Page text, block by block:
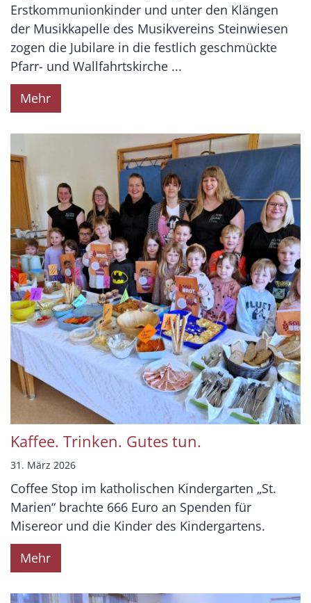
Erstkommunionkinder und unter den Klängen
der Musikkapelle des Musikvereins Steinwiesen
zogen die Jubilare in die festlich geschmückte
Pfarr- und Wallfahrtskirche ...
Mehr
Kaffee. Trinken. Gutes tun.
31. März 2026
Coffee Stop im katholischen Kindergarten „St.
Marien“ brachte 666 Euro an Spenden für
Misereor und die Kinder des Kindergartens.
Mehr